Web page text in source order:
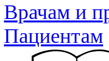
Врачам и
Пациентам